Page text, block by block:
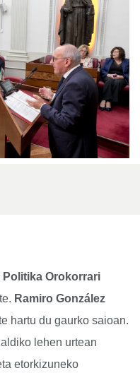
Politika Orokorrari
Ramiro González
hartu du gaurko saioan.
lehen urtean
etorkizuneko